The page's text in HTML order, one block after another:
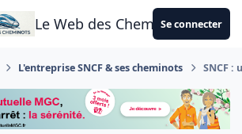
Le Web des CheminotsSe connecter
L'entreprise SNCF & ses cheminots SNCF :